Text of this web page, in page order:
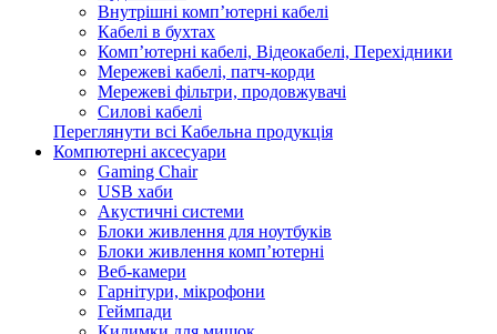
Внутрішні комп’ютерні кабелі
Кабелі в бухтах
Комп’ютерні кабелі, Відеокабелі, Перехідники
Мережеві кабелі, патч-корди
Мережеві фільтри, продовжувачі
Силові кабелі
Переглянути всі Кабельна продукція
Компютерні аксесуари
Gaming Chair
USB хаби
Акустичні системи
Блоки живлення для ноутбуків
Блоки живлення комп’ютерні
Веб-камери
Гарнітури, мікрофони
Геймпади